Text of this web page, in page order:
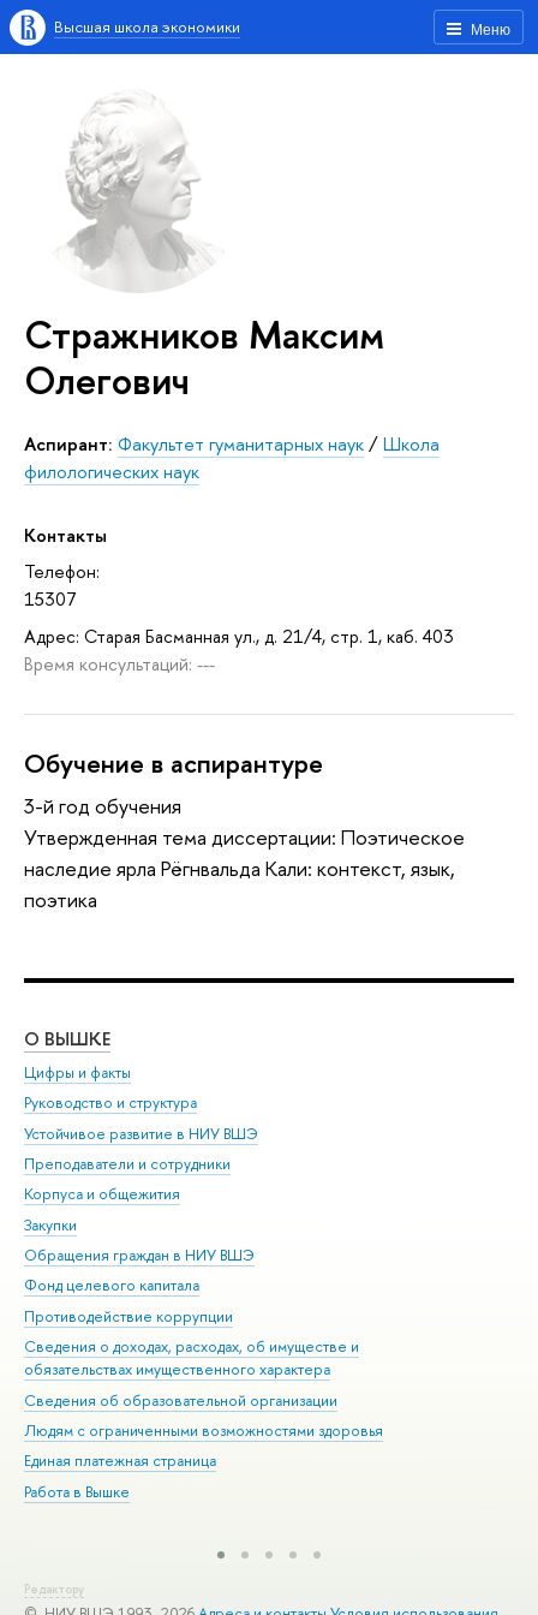
Меню
Высшая школа экономики
Стражников Максим
Олегович
аспирант: Факультет гуманитарных наук/Школа
филологических наук
Контакты
Телефон:
15307
Адрес: Старая Басманная ул., д. 21/4, стр. 1, каб. 403
Время консультаций: ---
Обучение в аспирантуре
3-й год обучения
Утвержденная тема диссертации: Поэтическое
наследие ярла Рёгнвальда Кали: контекст, язык,
поэтика
О ВЫШКЕ
Цифры и факты
Руководство и структура
Устойчивое развитие в НИУ ВШЭ
Преподаватели и сотрудники
Корпуса и общежития
Закупки
Обращения граждан в НИУ ВШЭ
Фонд целевого капитала
Противодействие коррупции
Сведения о доходах, расходах, об имуществе и
обязательствах имущественного характера
Сведения об образовательной организации
Людям с ограниченными возможностями здоровья
Единая платежная страница
Работа в Вышке
Редактору